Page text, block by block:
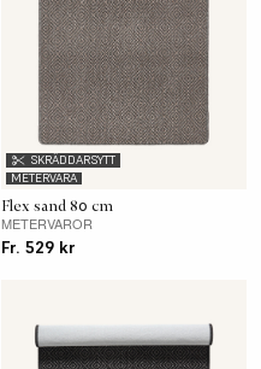
SKRÄDDARSYTT
METERVARA
Flex sand 80 cm
METERVAROR
Fr. 529 kr